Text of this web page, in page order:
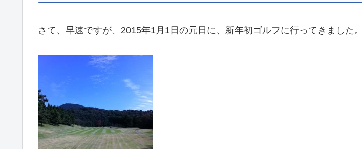
さて、早速ですが、2015年1月1日の元日に、新年初ゴルフに行ってきました。